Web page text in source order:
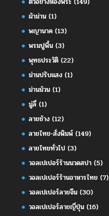
ผ้าม่าน(1)
พญานาค(13)
พรมปูพื้น(3)
พุทธประวัติ(22)
ม่านปรับแสง(1)
ม่านม้วน(1)
มู่ลี่(1)
ลายช้าง(12)
ลายไทย-สั่งพิมพ์(149)
ลายไทยทั่วไป(3)
วอลเปเปอร์ร้านนวดสปา(5)
วอลเปเปอร์ร้านอาหารไทย (7)
วอลเปเปอร์ลายจีน(30)
วอลเปเปอร์ลายญี่ปุ่น(16)